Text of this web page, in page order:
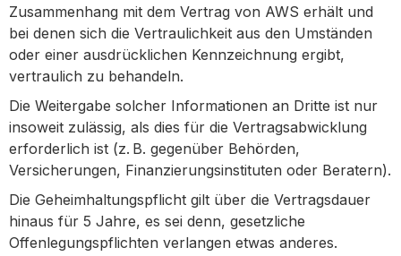
Zusammenhang mit dem Vertrag von AWS erhält und
bei denen sich die Vertraulichkeit aus den Umständen
oder einer ausdrücklichen Kennzeichnung ergibt,
vertraulich zu behandeln.
Die Weitergabe solcher Informationen an Dritte ist nur
insoweit zulässig, als dies für die Vertragsabwicklung
erforderlich ist (z. B. gegenüber Behörden,
Versicherungen, Finanzierungsinstituten oder Beratern).
Die Geheimhaltungspflicht gilt über die Vertragsdauer
hinaus für 5 Jahre, es sei denn, gesetzliche
Offenlegungspflichten verlangen etwas anderes.